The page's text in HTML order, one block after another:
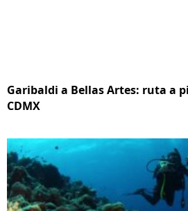
Garibaldi a Bellas Artes: ruta a
CDMX